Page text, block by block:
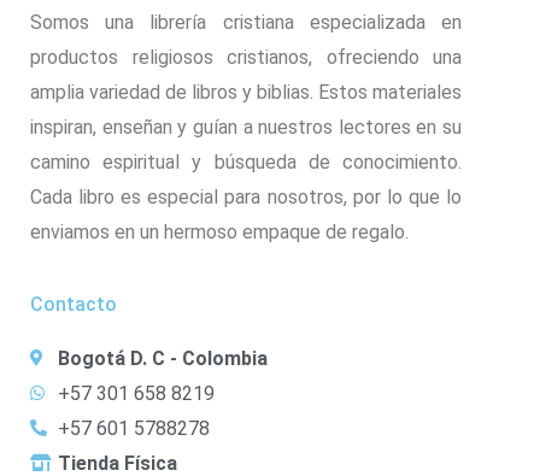
Somos una librería cristiana especializada en
productos religiosos cristianos, ofreciendo una
amplia variedad de libros y biblias. Estos materiales
inspiran, enseñan y guían a nuestros lectores en su
camino espiritual y búsqueda de conocimiento.
Cada libro es especial para nosotros, por lo que lo
enviamos en un hermoso empaque de regalo.
Contacto
Bogotá D. C - Colombia
+57 301 658 8219
+57 601 5788278
Tienda Física